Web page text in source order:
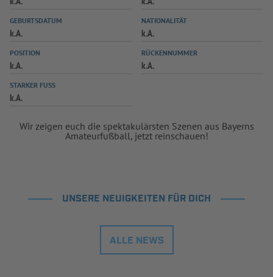
SPIELPLUS
GEBURTSDATUM
k.A.
NATIONALITÄT
k.A.
POSITION
k.A.
RÜCKENNUMMER
k.A.
STARKER FUSS
k.A.
Wir zeigen euch die spektakulärsten Szenen aus Bayerns
Amateurfußball, jetzt reinschauen!
UNSERE NEUIGKEITEN FÜR DICH
ALLE NEWS